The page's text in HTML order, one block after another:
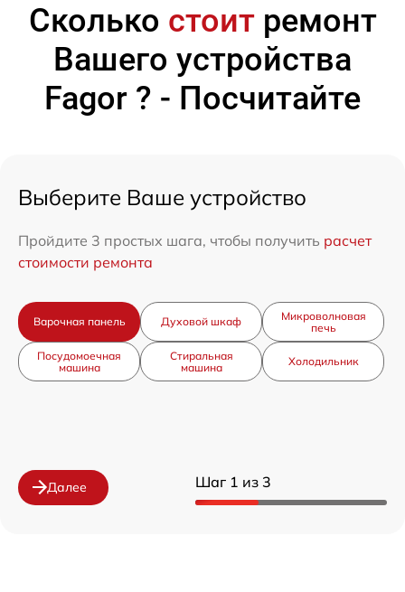
Сколько стоитремонт
Вашего устройства
Fagor ? - Посчитайте
Шаг 1 из 3
Выберите Ваше устройство
Пройдите 3 простых шага, чтобы получить расчет
стоимости ремонта
Варочная панель Духовой шкаф
Микроволновая
печь
Посудомоечная
машина
Стиральная
машина
Холодильник
Далее